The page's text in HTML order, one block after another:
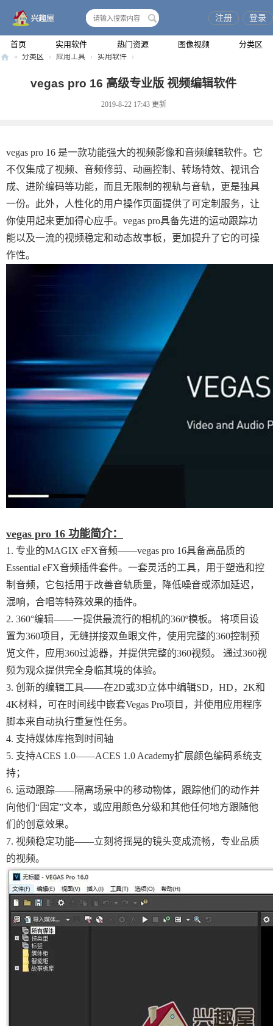
首页 实用软件 热门资源 图像视频 分类区
注册 登录
» 分类区 › 应用工具 › 实用软件 ›
vegas pro 16 高级专业版 视频编辑软件
2019-8-22 17:43 更新
vegas pro 16 是一款功能强大的视频影像和音频编辑软件。它
不仅集成了视频、音频修剪、动画控制、转场特效、视讯合
成、进阶编码等功能，而且无限制的视轨与音轨，更是独具
一份。此外，人性化的用户操作页面提供了可定制服务，让
你使用起来更加得心应手。vegas pro具备先进的运动跟踪功
能以及一流的视频稳定和动态故事板，更加提升了它的可操
作性。
vegas pro 16 功能简介：
1. 专业的MAGIX eFX音频——vegas pro 16具备高品质的
Essential eFX音频插件套件。一套灵活的工具，用于塑造和控
制音频，它包括用于改善音轨质量，降低噪音或添加延迟，
混响，合唱等特殊效果的插件。
2. 360°编辑——一提供最流行的相机的360º模板。 将项目设
置为360项目，无缝拼接双鱼眼文件，使用完整的360控制预
览文件，应用360过滤器，并提供完整的360视频。 通过360视
频为观众提供完全身临其境的体验。
3. 创新的编辑工具——在2D或3D立体中编辑SD，HD，2K和
4K材料，可在时间线中嵌套Vegas Pro项目，并使用应用程序
脚本来自动执行重复性任务。
4. 支持媒体库拖到时间轴
5. 支持ACES 1.0——ACES 1.0 Academy扩展颜色编码系统支
持；
6. 运动跟踪——隔离场景中的移动物体，跟踪他们的动作并
向他们“固定”文本，或应用颜色分级和其他任何地方跟随他
们的创意效果。
7. 视频稳定功能——立刻将摇晃的镜头变成流畅，专业品质
的视频。